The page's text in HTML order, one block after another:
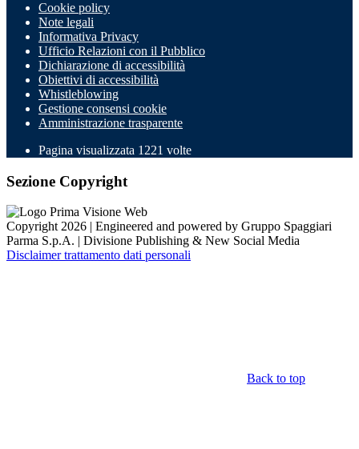
Cookie policy
Note legali
Informativa Privacy
Ufficio Relazioni con il Pubblico
Dichiarazione di accessibilità
Obiettivi di accessibilità
Whistleblowing
Gestione consensi cookie
Amministrazione trasparente
Pagina visualizzata 1221 volte
Sezione Copyright
Copyright 2026 | Engineered and powered by Gruppo Spaggiari
Parma S.p.A. | Divisione Publishing & New Social Media
Disclaimer trattamento dati personali
Back to top